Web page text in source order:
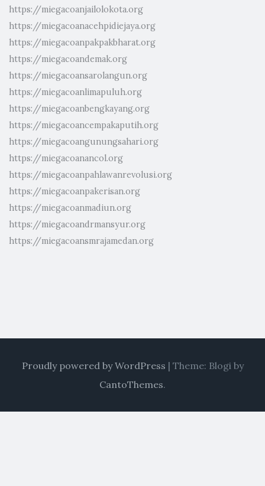
https://miegacoanjailolokota.org
https://miegacoanacehpidiejaya.org
https://miegacoanpakpakbharat.org
https://miegacoandemak.org
https://miegacoansarolangun.org
https://miegacoanlimapuluh.org
https://miegacoanbengkayang.org
https://miegacoancempakaputih.org
https://miegacoangunungsahari.org
https://miegacoanancol.org
https://miegacoanpahlawanrevolusi.org
https://miegacoanpakerisan.org
https://miegacoanmadiun.org
https://miegacoandrmansyur.org
https://miegacoansmrajamedan.org
Proudly powered by WordPress | Theme: Blogi by
CantoThemes.